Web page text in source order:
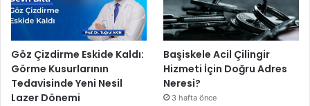
Göz Çizdirme Eskide Kaldı:
Görme Kusurlarının
Tedavisinde Yeni Nesil
Lazer Dönemi
Başiskele Acil Çilingir
Hizmeti İçin Doğru Adres
Neresi?
3 hafta önce